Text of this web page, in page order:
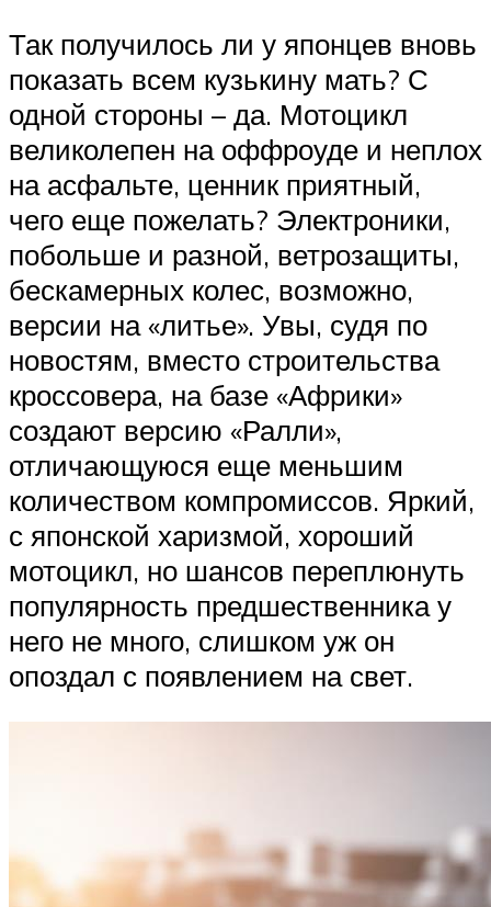
Так получилось ли у японцев вновь
показать всем кузькину мать? С
одной стороны – да. Мотоцикл
великолепен на оффроуде и неплох
на асфальте, ценник приятный,
чего еще пожелать? Электроники,
побольше и разной, ветрозащиты,
бескамерных колес, возможно,
версии на «литье». Увы, судя по
новостям, вместо строительства
кроссовера, на базе «Африки»
создают версию «Ралли»,
отличающуюся еще меньшим
количеством компромиссов. Яркий,
с японской харизмой, хороший
мотоцикл, но шансов переплюнуть
популярность предшественника у
него не много, слишком уж он
опоздал с появлением на свет.